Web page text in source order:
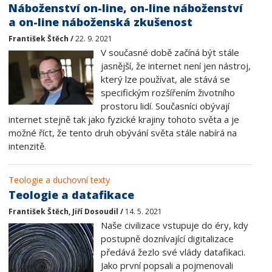
Náboženství on-line, on-line náboženství
a on-line náboženská zkušenost
František Štěch /22. 9. 2021
V současné době začíná být stále
jasnější, že internet není jen nástroj,
který lze používat, ale stává se
specifickým rozšířením životního
prostoru lidí. Současníci obývají
internet stejně tak jako fyzické krajiny tohoto světa a je
možné říct, že tento druh obývání světa stále nabírá na
intenzitě.
Teologie a duchovní texty
Teologie a datafikace
František Štěch, Jiří Dosoudil / 14. 5. 2021
Naše civilizace vstupuje do éry, kdy
postupně doznívající digitalizace
předává žezlo své vlády datafikaci.
Jako první popsali a pojmenovali